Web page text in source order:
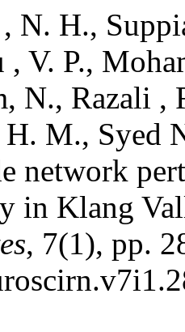
N. H.,
V. P.,
N., Razali ,
M., Syed
network
in Klang
, 7(1), pp.